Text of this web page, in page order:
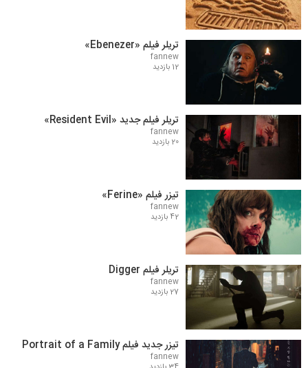
تریلر فیلم «Ebenezer»
fannew
12 بازدید
تریلر فیلم جدید «Resident Evil»
fannew
20 بازدید
تیزر فیلم «Ferine»
fannew
42 بازدید
تریلر فیلم Digger
fannew
27 بازدید
تیزر جدید فیلم Portrait of a Family
fannew